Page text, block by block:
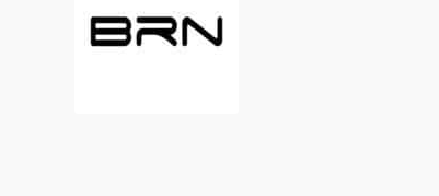
mm